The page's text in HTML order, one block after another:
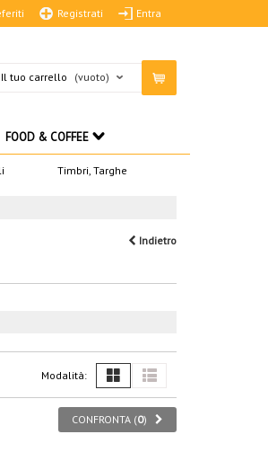
Registrati Entra
Il tuo carrello (vuoto)
Timbri, Targhe
FOOD & COFFEE
Indietro
Modalità:
CONFRONTA (0)